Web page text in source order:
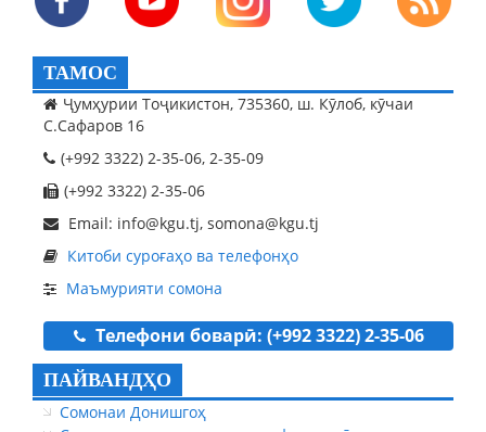
ТАМОС
Ҷумҳурии Тоҷикистон, 735360, ш. Кӯлоб, кӯчаи
С.Сафаров 16
(+992 3322) 2-35-06, 2-35-09
(+992 3322) 2-35-06
Email: info@kgu.tj, somona@kgu.tj
Китоби суроғаҳо ва телефонҳо
Маъмурияти сомона
Телефони боварӣ: (+992 3322) 2-35-06
ПАЙВАНДҲО
Сомонаи Донишгоҳ